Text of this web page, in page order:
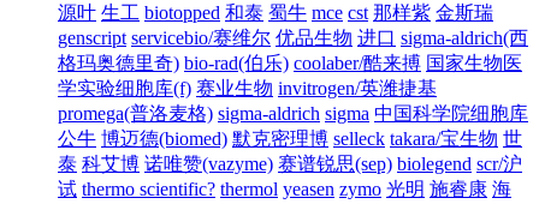
源叶 生工 biotopped 和泰 蜀牛 mce cst 那样紫 金斯瑞
genscript servicebio/赛维尔 优品生物 进口 sigma-aldrich(西
格玛奥德里奇) bio-rad(伯乐) coolaber/酷来搏 国家生物医
学实验细胞库(f) 赛业生物 invitrogen/英潍捷基
promega(普洛麦格) sigma-aldrich sigma 中国科学院细胞库
公牛 博迈德(biomed) 默克密理博 selleck takara/宝生物 世
泰 科艾博 诺唯赞(vazyme) 赛谱锐思(sep) biolegend scr/沪
试 thermo scientific? thermol yeasen zymo 光明 施睿康 海